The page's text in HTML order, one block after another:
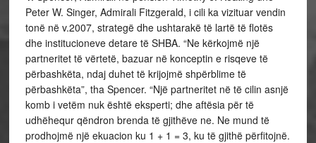
Peter W. Singer, Admirali Fitzgerald, i cili ka vizituar vendin
tonë në v.2007, strategë dhe ushtarakë të lartë të flotës
dhe institucioneve detare të SHBA. “Ne kërkojmë një
partneritet të vërtetë, bazuar në konceptin e risqeve të
përbashkëta, ndaj duhet të krijojmë shpërblime të
përbashkëta”, tha Spencer. “Një partneritet në të cilin asnjë
komb i vetëm nuk është eksperti; dhe aftësia për të
udhëhequr qëndron brenda të gjithëve ne. Ne mund të
prodhojmë një ekuacion ku 1 + 1 = 3, ku të gjithë përfitojnë.